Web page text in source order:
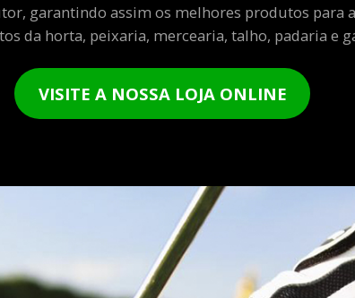
garantindo assim os melhores produtos para
da horta, peixaria, mercearia, talho, padaria e
VISITE A NOSSA LOJA ONLINE